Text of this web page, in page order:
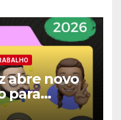
abre novo
para